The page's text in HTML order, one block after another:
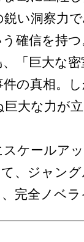
い洞察力
確信を持
「巨大な
の真相。
大な力が
ケールア
、ジャン
完全ノベ